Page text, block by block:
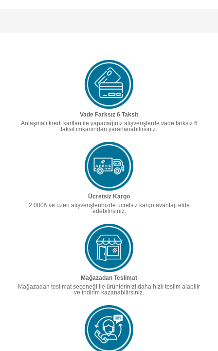
Vade Farksız 6 Taksit
Anlaşmalı kredi kartları ile yapacağınız alışverişlerde vade farksız 6
taksit imkanından yararlanabilirsiniz.
Ücretsiz Kargo
2.000₺ ve üzeri alışverişlerinizde ücretsiz kargo avantajı elde
edebilirsiniz.
Mağazadan Teslimat
Mağazadan teslimat seçeneği ile ürünlerinizi daha hızlı teslim alabilir
ve indirim kazanabilirsiniz.